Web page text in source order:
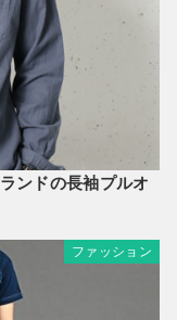
ンドの長袖プルオ
ファッション